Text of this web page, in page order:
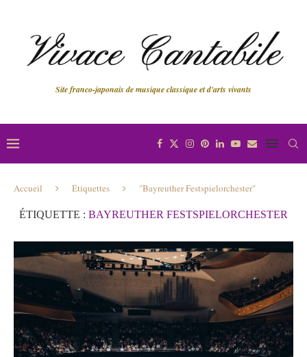
Site franco-japonais de musique classique et d'arts vivants
Accueil Étiquettes "Bayreuther Festspielorchester"
ÉTIQUETTE : BAYREUTHER FESTSPIELORCHESTER